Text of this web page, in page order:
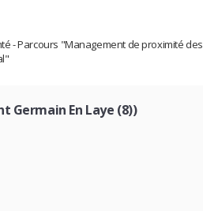
- Parcours "Management de proximité des
Germain En Laye (8))